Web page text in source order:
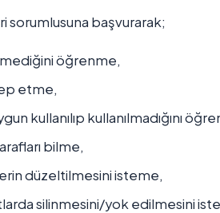
sorumlusuna başvurarak;
öğrenme,
etme,
kullanılıp kullanılmadığını
bilme,
düzeltilmesini isteme,
silinmesini/yok edilmesini